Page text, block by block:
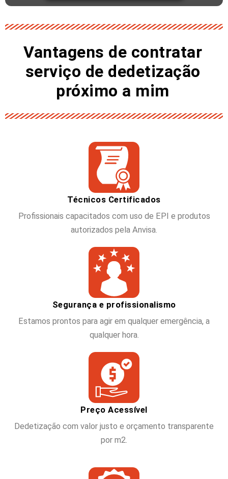
Vantagens de contratar
serviço de dedetização
próximo a mim
Técnicos Certificados
Profissionais capacitados com uso de EPI e produtos
autorizados pela Anvisa.
Segurança e profissionalismo
Estamos prontos para agir em qualquer emergência, a
qualquer hora.
Preço Acessível
Dedetização com valor justo e orçamento transparente
por m2.